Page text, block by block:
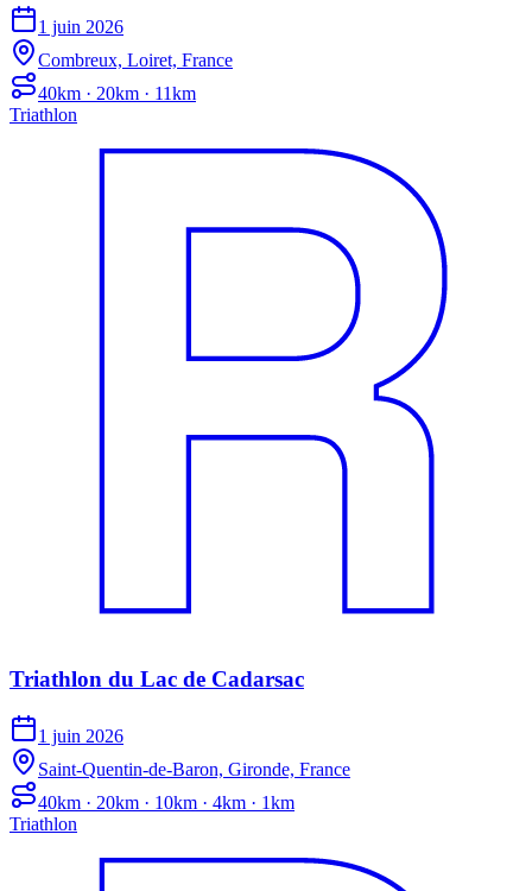
1 juin 2026
Combreux, Loiret, France
40km · 20km · 11km
Triathlon
Triathlon du Lac de Cadarsac
1 juin 2026
Saint-Quentin-de-Baron, Gironde, France
40km · 20km · 10km · 4km · 1km
Triathlon